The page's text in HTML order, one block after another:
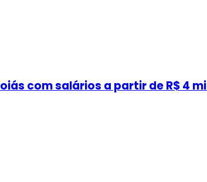
com salários a partir de R$ 4